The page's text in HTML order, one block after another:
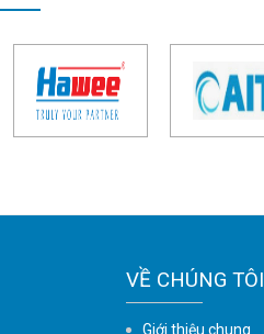
VỀ CHÚNG TÔI
Giới thiệu chung